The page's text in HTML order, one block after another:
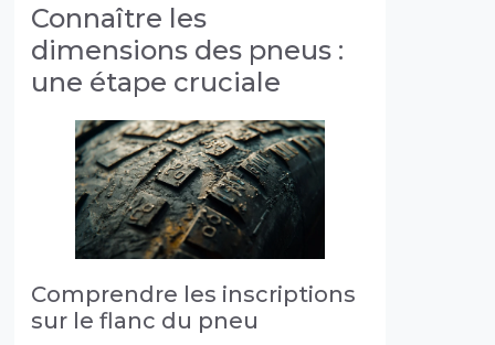
Connaître les
dimensions des pneus :
une étape cruciale
Comprendre les inscriptions
sur le flanc du pneu